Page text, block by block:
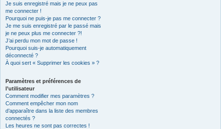
Je suis enregistré mais je ne peux pas
me connecter !
Pourquoi ne puis-je pas me connecter ?
Je me suis enregistré par le passé mais
je ne peux plus me connecter ?!
J’ai perdu mon mot de passe !
Pourquoi suis-je automatiquement
déconnecté ?
À quoi sert « Supprimer les cookies » ?
Paramètres et préférences de
l’utilisateur
Comment modifier mes paramètres ?
Comment empêcher mon nom
d’apparaître dans la liste des membres
connectés ?
Les heures ne sont pas correctes !